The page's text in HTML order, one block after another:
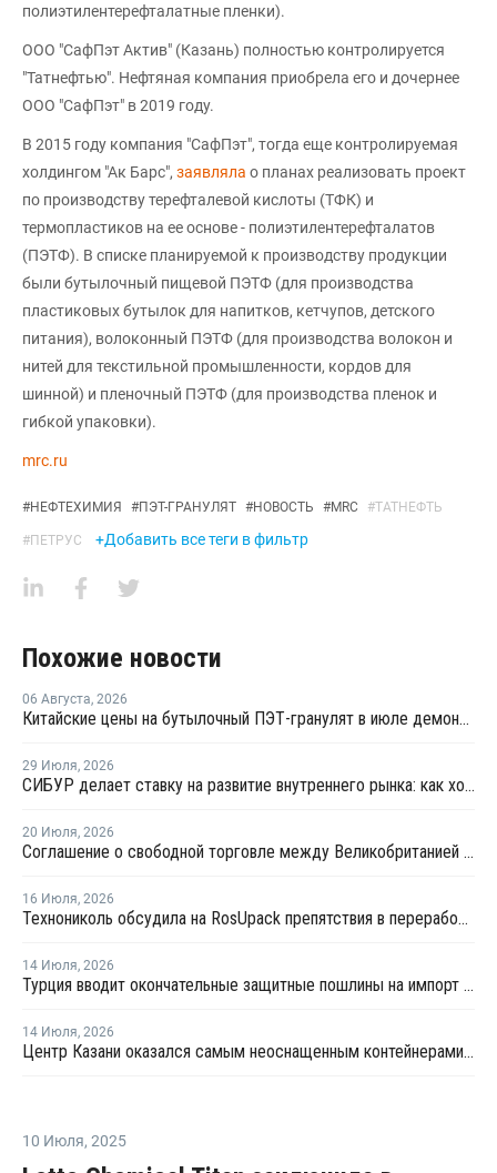
полиэтилентерефталатные пленки).
ООО "СафПэт Актив" (Казань) полностью контролируется
"Татнефтью". Нефтяная компания приобрела его и дочернее
ООО "СафПэт" в 2019 году.
В 2015 году компания "СафПэт", тогда еще контролируемая
холдингом "Ак Барс", заявляла о планах реализовать проект
по производству терефталевой кислоты (ТФК) и
термопластиков на ее основе - полиэтилентерефталатов
(ПЭТФ). В списке планируемой к производству продукции
были бутылочный пищевой ПЭТФ (для производства
пластиковых бутылок для напитков, кетчупов, детского
питания), волоконный ПЭТФ (для производства волокон и
нитей для текстильной промышленности, кордов для
шинной) и пленочный ПЭТФ (для производства пленок и
гибкой упаковки).
mrc.ru
#НЕФТЕХИМИЯ #ПЭТ-ГРАНУЛЯТ #НОВОСТЬ #MRC #ТАТНЕФТЬ
#ПЕТРУС +Добавить все теги в фильтр
Похожие новости
06 Августа, 2026
Китайские цены на бутылочный ПЭТ-гранулят в июле демонстрировали сильную волатильность
29 Июля, 2026
СИБУР делает ставку на развитие внутреннего рынка: как холдинг стимулирует спрос на полимеры в ритейле
20 Июля, 2026
Соглашение о свободной торговле между Великобританией и Индией вступило в силу
16 Июля, 2026
Технониколь обсудила на RosUpack препятствия в переработке ПЭТ
14 Июля, 2026
Турция вводит окончательные защитные пошлины на импорт ПЭТ-гранулята
14 Июля, 2026
Центр Казани оказался самым неоснащенным контейнерами раздельного сбора отходов
10 Июля, 2025